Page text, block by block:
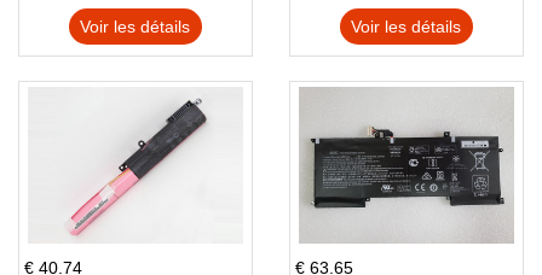
X705UN X705UD
Voir les détails Voir les détails
€ 40.74
€ 63.65